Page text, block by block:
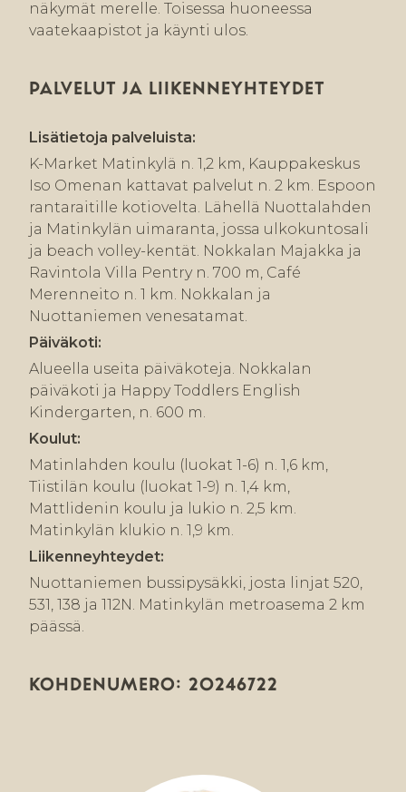
näkymät merelle. Toisessa huoneessa
vaatekaapistot ja käynti ulos.
PALVELUT JA LIIKENNEYHTEYDET
Lisätietoja palveluista:
K-Market Matinkylä n. 1,2 km, Kauppakeskus
Iso Omenan kattavat palvelut n. 2 km. Espoon
rantaraitille kotiovelta. Lähellä Nuottalahden
ja Matinkylän uimaranta, jossa ulkokuntosali
ja beach volley-kentät. Nokkalan Majakka ja
Ravintola Villa Pentry n. 700 m, Café
Merenneito n. 1 km. Nokkalan ja
Nuottaniemen venesatamat.
Päiväkoti:
Alueella useita päiväkoteja. Nokkalan
päiväkoti ja Happy Toddlers English
Kindergarten, n. 600 m.
Koulut:
Matinlahden koulu (luokat 1-6) n. 1,6 km,
Tiistilän koulu (luokat 1-9) n. 1,4 km,
Mattlidenin koulu ja lukio n. 2,5 km.
Matinkylän klukio n. 1,9 km.
Liikenneyhteydet:
Nuottaniemen bussipysäkki, josta linjat 520,
531, 138 ja 112N. Matinkylän metroasema 2 km
päässä.
KOHDENUMERO: 20246722